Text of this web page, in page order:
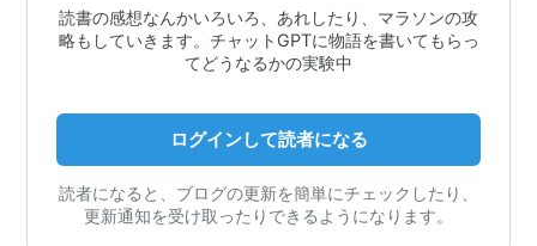
読書の感想なんかいろいろ、あれしたり、マラソンの攻
略もしていきます。チャットGPTに物語を書いてもらっ
てどうなるかの実験中
ログインして読者になる
読者になると、ブログの更新を簡単にチェックしたり、
更新通知を受け取ったりできるようになります。